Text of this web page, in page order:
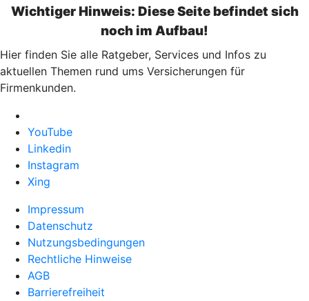
Wichtiger Hinweis: Diese Seite befindet sich
noch im Aufbau!
Hier finden Sie alle Ratgeber, Services und Infos zu
aktuellen Themen rund ums Versicherungen für
Firmenkunden.
YouTube
Linkedin
Instagram
Xing
Impressum
Datenschutz
Nutzungsbedingungen
Rechtliche Hinweise
AGB
Barrierefreiheit